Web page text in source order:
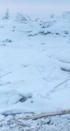
ja